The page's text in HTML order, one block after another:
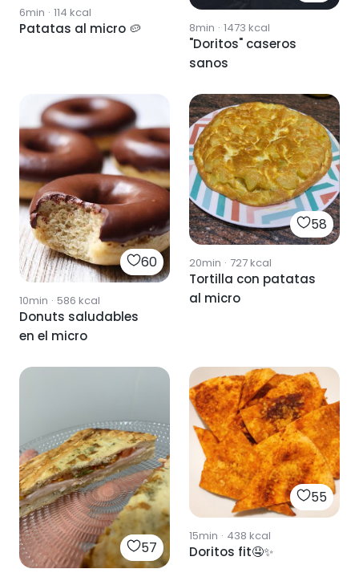
6min · 114 kcal
Patatas al micro 🥔 8min · 1473 kcal
"Doritos" caseros
sanos
60
10min · 586 kcal
Donuts saludables
en el micro
58
20min · 727kcal
Tortilla con patatas
al micro
57
55
15min · 438 kcal
Doritos fit🤤✨